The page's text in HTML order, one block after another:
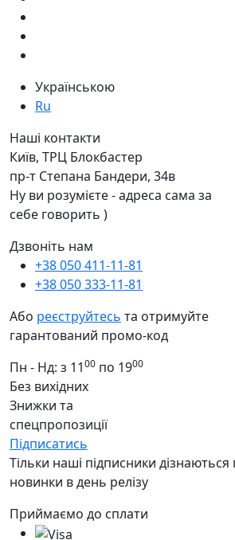
Українською
Ru
Наші контакти
Київ, ТРЦ Блокбастер
пр-т Степана Бандери, 34в
Ну ви розумієте - адреса сама за
себе говорить )
Дзвоніть нам
+38 050 411-11-81
+38 050 333-11-81
Або реєструйтесь та отримуйте
гарантований промо-код
Пн - Нд: з 1100 по 1900
Без вихідних
Знижки та
спецпропозиції
Підписатись
Тільки наші підписники дізнаються
новинки в день релізу
Приймаємо до сплати